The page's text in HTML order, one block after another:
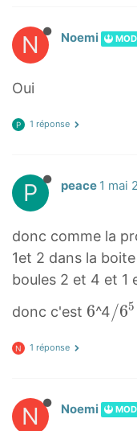
N Noemi
Oui
P 1 réponse
P peace 1 mai
donc comme la
1et 2 dans la
boules 2 et 4 et 1
donc c'est 6
6^4/
^
/65
N 1 réponse
N Noemi